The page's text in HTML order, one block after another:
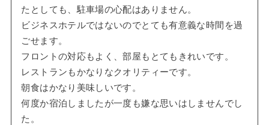
たとしても、駐車場の心配はありません。
ビジネスホテルではないのでとても有意義な時間を過
ごせます。
フロントの対応もよく、部屋もとてもきれいです。
レストランもかなりなクオリティーです。
朝食はかなり美味しいです。
何度か宿泊しましたが一度も嫌な思いはしませんでし
た。